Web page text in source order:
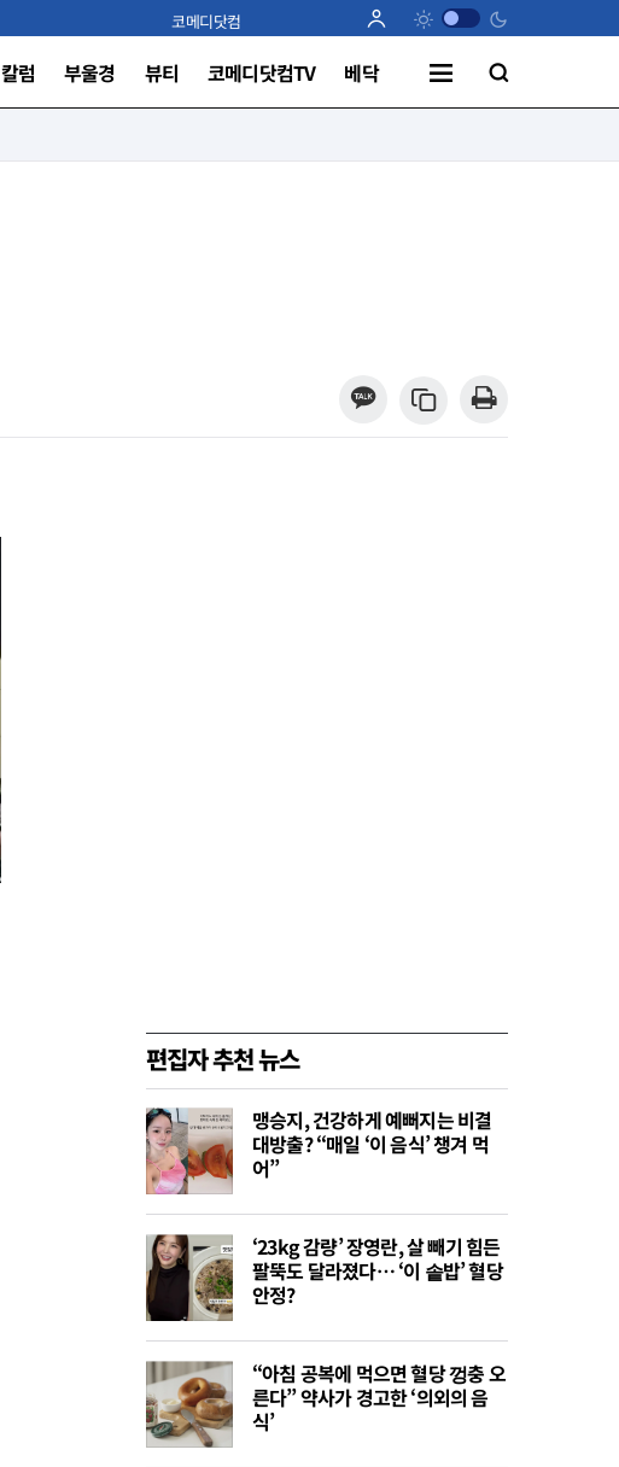
코메디닷컴
칼럼 부울경 뷰티 코메디닷컴TV 베닥
편집자 추천 뉴스
맹승지, 건강하게 예뻐지는 비결
대방출? “매일 ‘이 음식’ 챙겨 먹
어”
‘23kg 감량’ 장영란, 살 빼기 힘든
팔뚝도 달라졌다… ‘이 솥밥’ 혈당
안정?
“아침 공복에 먹으면 혈당 껑충 오
른다” 약사가 경고한 ‘의외의 음
식’